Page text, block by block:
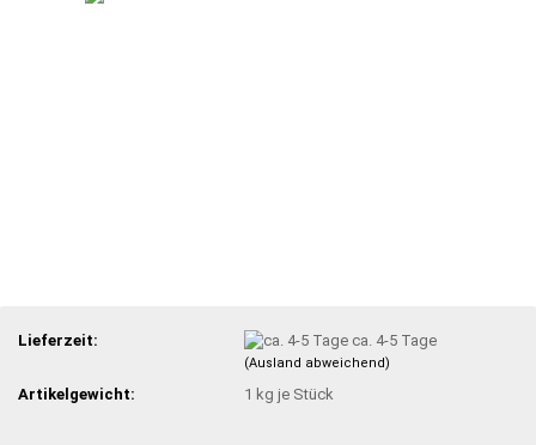
Lieferzeit: ca. 4-5 Tage
(Ausland abweichend)
Artikelgewicht: 1 kg je Stück